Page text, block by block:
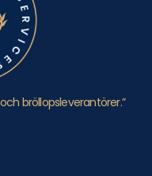
bröllopsleverantörer.”